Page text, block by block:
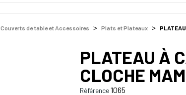
Couverts de table et Accessoires Plats et Plateaux
PLATEAU À
CLOCHE
Référence1065